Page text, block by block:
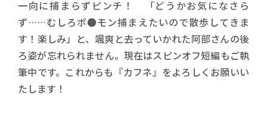
一向に捕まらずピンチ！ 「どうかお気になさら
ず……むしろポ●モン捕まえたいので散歩してきま
す！楽しみ」と、颯爽と去っていかれた阿部さんの後
ろ姿が忘れられません。現在はスピンオフ短編もご執
筆中です。これからも『カフネ』をよろしくお願いい
たします！